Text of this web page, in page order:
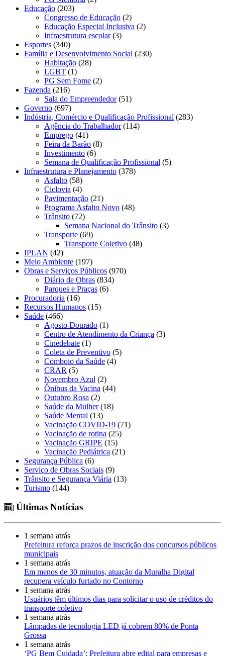
Educação (203)
Congresso de Educação (2)
Educação Especial Inclusiva (2)
Infraestrutura escolar(3)
Esportes (340)
Família e Desenvolvimento Social (230)
Habitação (28)
LGBT (1)
PG Sem Fome (2)
Fazenda (216)
Sala do Empreendedor(51)
Governo (697)
Indústria, Comércio e Qualificação Profissional (283)
Agência do Trabalhador(114)
Emprego (41)
Feira da Barão (8)
Investimento (6)
Semana de Qualificação Profissional (5)
Infraestrutura e Planejamento (378)
Asfalto (58)
Ciclovia (4)
Pavimentação (21)
Programa Asfalto Novo (48)
Trânsito (72)
Semana Nacional do Trânsito (3)
Transporte (69)
Transporte Coletivo (48)
IPLAN (42)
Meio Ambiente (197)
Obras e Serviços Públicos (970)
Diário de Obras (834)
Parques e Praças (6)
Procuradoria (16)
Recursos Humanos (15)
Saúde (466)
Agosto Dourado (1)
Centro de Atendimento da Criança (3)
Cinedebate (1)
Coleta de Preventivo (5)
Comboio da Saúde (4)
CRAR (5)
Novembro Azul (2)
Ônibus da Vacina (44)
Outubro Rosa (2)
Saúde da Mulher(18)
Saúde Mental (13)
Vacinação COVID-19 (71)
Vacinação de rotina (25)
Vacinação GRIPE (15)
Vacinação Pediátrica (21)
Segurança Pública (6)
Serviço de Obras Sociais (9)
Trânsito e Segurança Viária (13)
Turismo (144)
Últimas Notícias
1 semana atrás
Prefeitura reforça prazos de inscrição dos concursos públicos
municipais
1 semana atrás
Em menos de 30 minutos, atuação da Muralha Digital
recupera veículo furtado no Contorno
1 semana atrás
Usuários têm últimos dias para solicitar o uso de créditos do
transporte coletivo
1 semana atrás
Lâmpadas de tecnologia LED já cobrem 80% de Ponta
Grossa
1 semana atrás
‘PG Bem Cuidada’: Prefeitura abre edital para empresas e